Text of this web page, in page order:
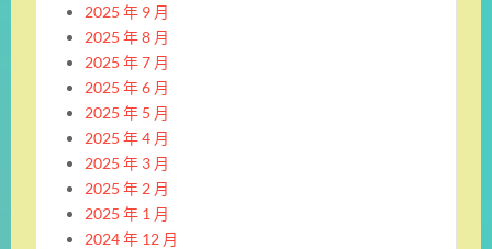
2025 年 9 月
2025 年 8 月
2025 年 7 月
2025 年 6 月
2025 年 5 月
2025 年 4 月
2025 年 3 月
2025 年 2 月
2025 年 1 月
2024 年 12 月